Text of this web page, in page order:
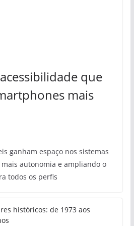
que
mais
ganham espaço nos sistemas
autonomia e ampliando o
todos os perfis
históricos: de 1973 aos